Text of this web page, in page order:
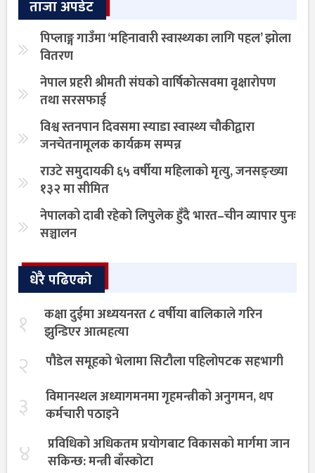
ताजा अपडेट
पिप्लाङ्ग गाउँमा ‘महिनावारी स्वास्थ्यका लागि पहल’ झोला
वितरण
नेपाल प्रहरी श्रीमती संघको वार्षिकोत्सवमा वृक्षारोपण
तथा सरसफाई
विश्व स्तनपान दिवसमा स्याडा स्वास्थ्य चौकीद्वारा
जनचेतनामूलक कार्यक्रम सम्पन्न
राउटे समुदायकी ६५ वर्षीया महिलाको मृत्यु, जनसङ्ख्या
१३२ मा सीमित
नेपालको दाबी रहेको लिपुलेक हुँदै भारत–चीन व्यापार पुनः
सञ्चालन
धेरै पढिएको
१
कक्षा दुईमा अध्ययनरत ८ वर्षीया बालिकाले गरिन
झुन्डिएर आत्महत्या
२ पौडेल समूहको भेलामा सिटौला पहिलोपटक सहभागी
३
विमानस्थल अध्यागमनमा गृहमन्त्रीको अनुगमन, थप
कर्मचारी पठाइने
४
प्रविधिको अधिकतम प्रयोगबाट विकासको मार्गमा जान
सकिन्छ: मन्त्री बाँस्कोटा